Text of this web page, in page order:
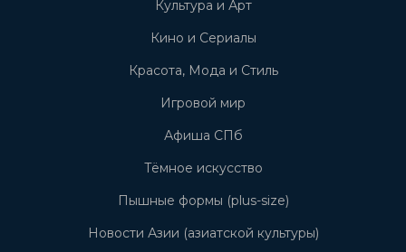
Культура и Арт
Кино и Сериалы
Красота, Мода и Стиль
Игровой мир
Афиша СПб
Тёмное искусство
Пышные формы (plus-size)
Новости Азии (азиатской культуры)